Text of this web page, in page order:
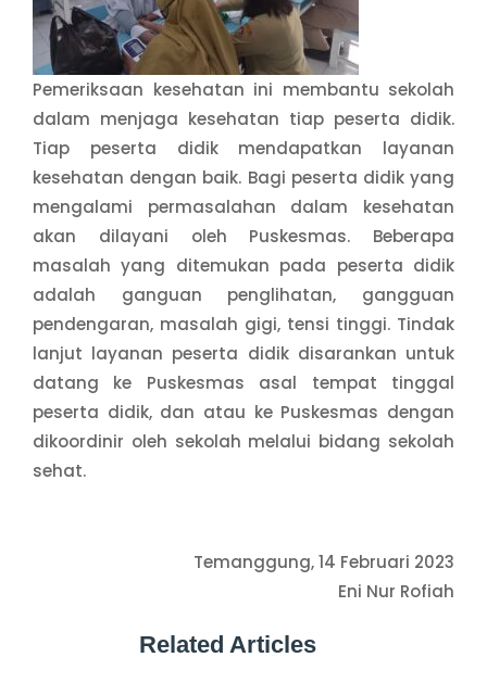
Pemeriksaan kesehatan ini membantu sekolah
dalam menjaga kesehatan tiap peserta didik.
Tiap peserta didik mendapatkan layanan
kesehatan dengan baik. Bagi peserta didik yang
mengalami permasalahan dalam kesehatan
akan dilayani oleh Puskesmas. Beberapa
masalah yang ditemukan pada peserta didik
adalah ganguan penglihatan, gangguan
pendengaran, masalah gigi, tensi tinggi. Tindak
lanjut layanan peserta didik disarankan untuk
datang ke Puskesmas asal tempat tinggal
peserta didik, dan atau ke Puskesmas dengan
dikoordinir oleh sekolah melalui bidang sekolah
sehat.
Temanggung, 14 Februari 2023
Eni Nur Rofiah
Related Articles